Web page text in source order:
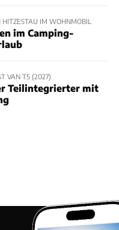
HITZESTAU IM WOHNMOBIL
im Camping-
VAN T5 (2027)
Teilintegrierter mit